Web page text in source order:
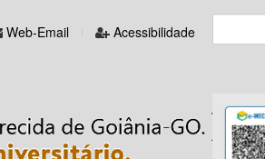
Web-Email Acessibilidade